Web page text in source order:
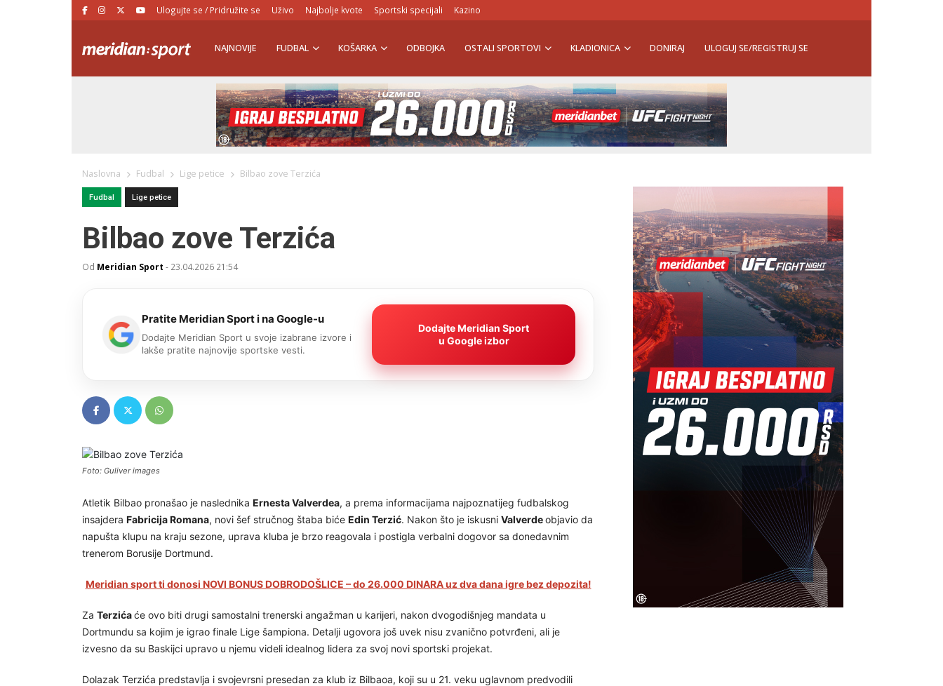
Ulogujte se / Pridružite se Uživo Najbolje kvote Sportski specijali Kazino
NAJNOVIJE FUDBAL KOŠARKA ODBOJKA OSTALI SPORTOVI KLADIONICA DONIRAJ ULOGUJ SE/REGISTRUJ SE
Naslovna Fudbal Lige petice Bilbao zove Terzića
Fudbal Lige petice
Bilbao zove Terzića
Od Meridian Sport - 23.04.2026 21:54
Pratite Meridian Sport i na Google-u
Dodajte Meridian Sport u svoje izabrane izvore i
lakše pratite najnovije sportske vesti.
Dodajte Meridian Sport
u Google izbor
Foto: Guliver images
Atletik Bilbao pronašao je naslednika Ernesta Valverdea, a prema informacijama najpoznatijeg fudbalskog
insajdera Fabricija Romana, novi šef stručnog štaba biće Edin Terzić. Nakon što je iskusni Valverdeobjavio da
napušta klupu na kraju sezone, uprava kluba je brzo reagovala i postigla verbalni dogovor sa donedavnim
trenerom Borusije Dortmund.
Meridian sport ti donosi NOVI BONUS DOBRODOŠLICE – do 26.000 DINARA uz dva dana igre bez depozita!
Za Terzićaće ovo biti drugi samostalni trenerski angažman u karijeri, nakon dvogodišnjeg mandata u
Dortmundu sa kojim je igrao finale Lige šampiona. Detalji ugovora još uvek nisu zvanično potvrđeni, ali je
izvesno da su Baskijci upravo u njemu videli idealnog lidera za svoj novi sportski projekat.
Dolazak Terzića predstavlja i svojevrsni presedan za klub iz Bilbaoa, koji su u 21. veku uglavnom predvodili